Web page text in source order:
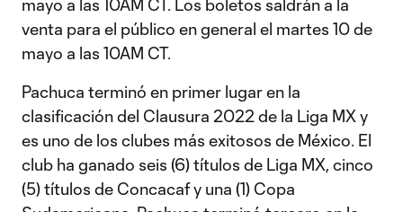
mayo a las 10AM CT. Los boletos saldrán a la
venta para el público en general el martes 10 de
mayo a las 10AM CT.
Pachuca terminó en primer lugar en la
clasificación del Clausura 2022 de la Liga MX y
es uno de los clubes más exitosos de México. El
club ha ganado seis (6) títulos de Liga MX, cinco
(5) títulos de Concacaf y una (1) Copa